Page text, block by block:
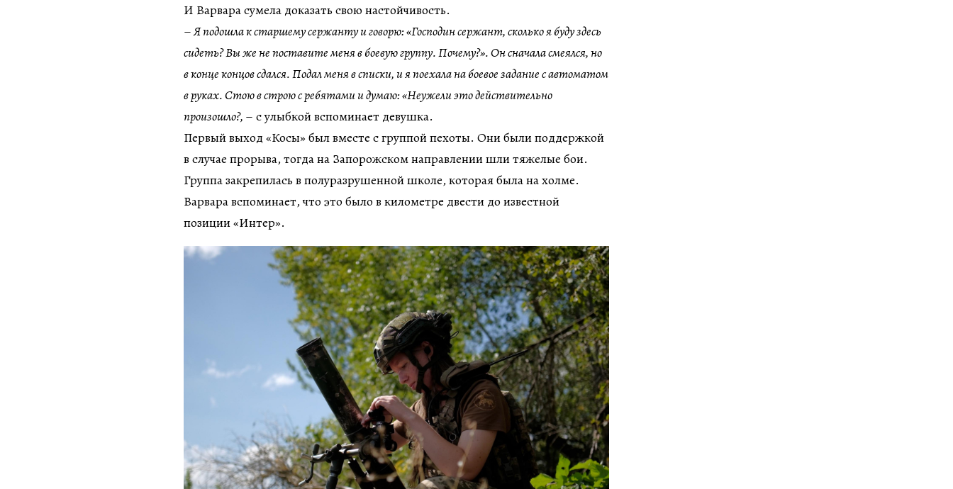
И Варвара сумела доказать свою настойчивость.
–Я подошла к старшему сержанту и говорю: «Господин сержант, сколько я буду здесь
сидеть? Вы же не поставите меня в боевую группу. Почему?». Он сначала смеялся, но
в конце концов сдался. Подал меня в списки, и я поехала на боевое задание с автоматом
в руках. Стою в строю с ребятами и думаю: «Неужели это действительно
произошло?, – с улыбкой вспоминает девушка.
Первый выход «Косы» был вместе с группой пехоты. Они были поддержкой
в случае прорыва, тогда на Запорожском направлении шли тяжелые бои.
Группа закрепилась в полуразрушенной школе, которая была на холме.
Варвара вспоминает, что это было в километре двести до известной
позиции «Интер».